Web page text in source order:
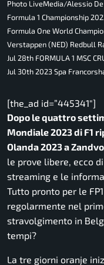
Photo LiveMedia/Alessio
Formula 1 Championship
Formula One World
Verstappen (NED) Redbull
Jul 28th FORMULA 1 MSC
Jul 30th 2023 Spa
[the_ad id=”445341″]
Dopo le quattro
Mondiale 2023 di F1
Olanda 2023 a
le prove libere, ecco
streaming e le
Tutto pronto per le
regolarmente nel
stravolgimento in
tempi?
La tre giorni oranje